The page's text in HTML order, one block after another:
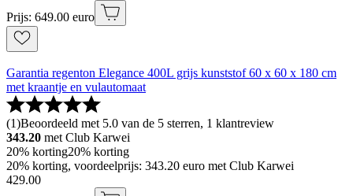
Prijs: 649.00 euro
Garantia regenton Elegance 400L grijs kunststof 60 x 60 x 180 cm
met kraantje en vulautomaat
(1)Beoordeeld met 5.0 van de 5 sterren, 1 klantreview
343.20 met Club Karwei
20% korting20% korting
20% korting, voordeelprijs: 343.20 euro met Club Karwei
429.00